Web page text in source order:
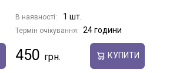
В наявності: 1 шт.
Термін очікування: 24 години
450 КУПИТИ